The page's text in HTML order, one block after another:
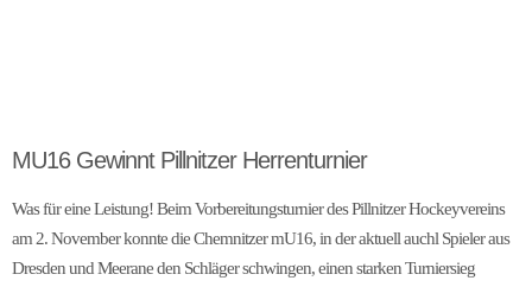
MU16 Gewinnt Pillnitzer Herrenturnier
Was für eine Leistung! Beim Vorbereitungsturnier des Pillnitzer Hockeyvereins
am 2. November konnte die Chemnitzer mU16, in der aktuell auchl Spieler aus
Dresden und Meerane den Schläger schwingen, einen starken Turniersieg